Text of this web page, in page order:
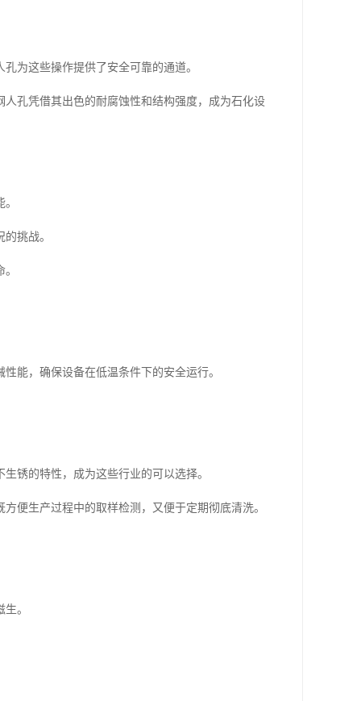
为这些操作提供了安全可靠的通道。
孔凭借其出色的耐腐蚀性和结构强度，成为石化设
挑战。
能，确保设备在低温条件下的安全运行。
锈的特性，成为这些行业的可以选择。
便生产过程中的取样检测，又便于定期彻底清洗。
。